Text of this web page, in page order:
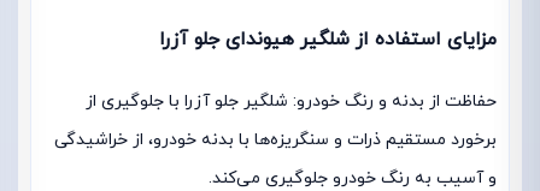
مزایای استفاده از شلگیر هیوندای جلو آزرا
حفاظت از بدنه و رنگ خودرو: شلگیر جلو آزرا با جلوگیری از
برخورد مستقیم ذرات و سنگریزه‌ها با بدنه خودرو، از خراشیدگی
و آسیب به رنگ خودرو جلوگیری می‌کند.